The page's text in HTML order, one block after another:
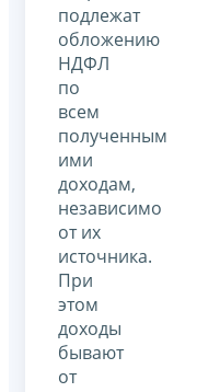
подлежат
обложению
НДФЛ
по
всем
полученным
ими
доходам,
независимо
от их
источника.
При
этом
доходы
бывают
от